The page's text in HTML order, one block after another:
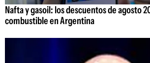
Nafta y gasoil: los descuentos de agosto
combustible en Argentina